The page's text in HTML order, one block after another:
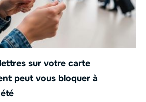
sur votre carte
peut vous bloquer à